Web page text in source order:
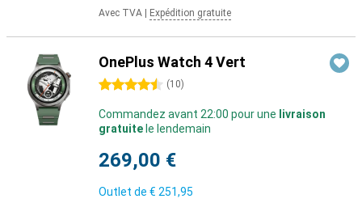
Avec TVA Expédition gratuite
OnePlus Watch 4 Vert
4.5 étoiles (10)
Commandez avant 22:00 pour une livraison
gratuite le lendemain
269,00 €
Outlet de € 251,95